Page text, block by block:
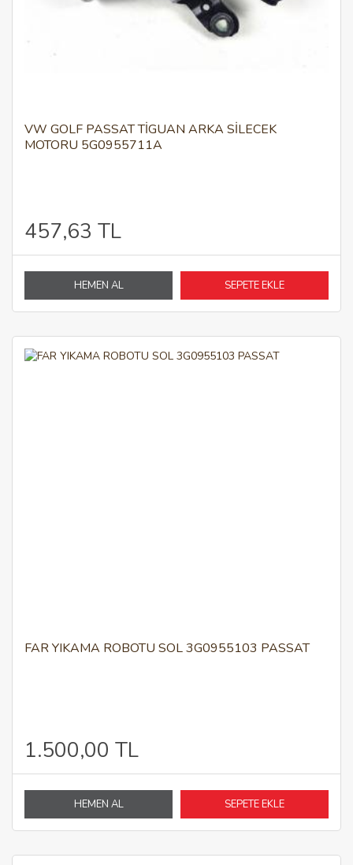
VW GOLF PASSAT TİGUAN ARKA SİLECEK
MOTORU 5G0955711A
457,63 TL
HEMEN AL SEPETE EKLE
FAR YIKAMA ROBOTU SOL 3G0955103 PASSAT
1.500,00 TL
HEMEN AL SEPETE EKLE